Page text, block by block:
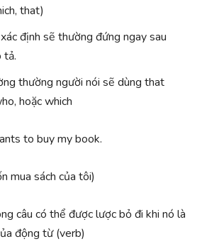
that)
định sẽ thường đứng ngay sau
tả.
thường người nói sẽ dùng that
hoặc which
to buy my book.
mua sách của tôi)
câu có thể được lược bỏ đi khi nó là
động từ (verb)